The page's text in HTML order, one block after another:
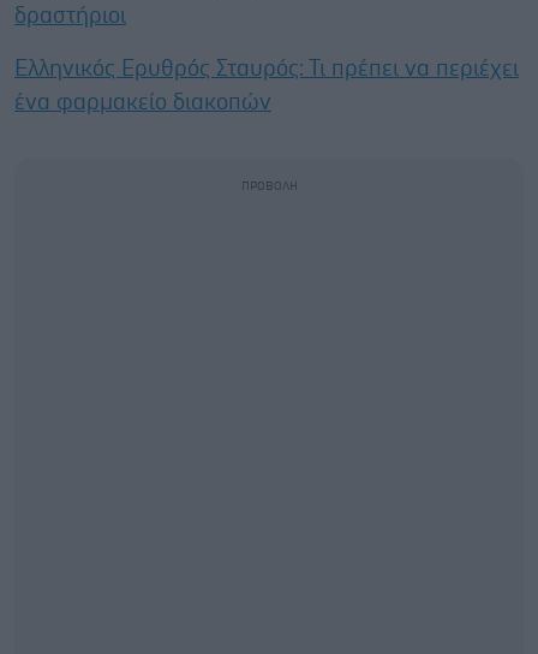
δραστήριοι
Ελληνικός Ερυθρός Σταυρός: Τι πρέπει να περιέχει
ένα φαρμακείο διακοπών